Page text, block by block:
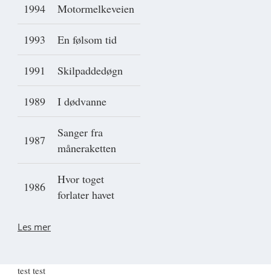
1994 Motormelkeveien
1993 En følsom tid
1991 Skilpaddedøgn
1989 I dødvanne
1987
Sanger fra
måneraketten
1986
Hvor toget
forlater havet
Les mer
test test